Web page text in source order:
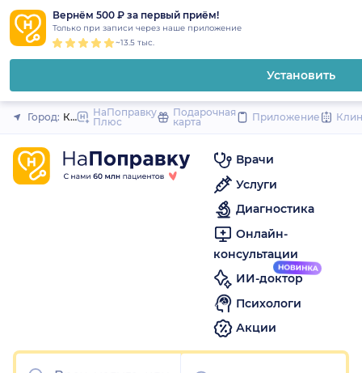
Вернём 500 ₽ за первый приём!
Только при записи через наше приложение
~13.5 тыс.
Установить
Закрыть
Город: КемеровоНаПоправку
Плюс
Подарочная
карта
Приложение
Врачи
Услуги
Диагностика
Онлайн-
консультации
ИИ-доктор
Психологи
Акции